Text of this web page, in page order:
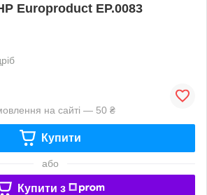
Europroduct EP.0083
на сайті — 50 ₴
Купити
або
Купити з